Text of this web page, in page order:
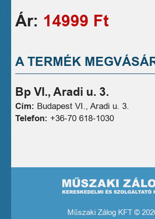
Ár: 14999 Ft
A TERMÉK
Bp VI., Aradi u. 3.
Cím: Budapest VI., Aradi u. 3.
Telefon: +36-70 618-1030
Műszaki Zálog KFT ©